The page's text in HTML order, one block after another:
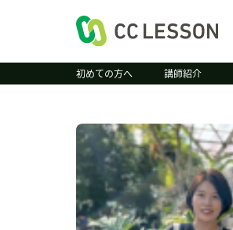
初めての方へ 講師紹介